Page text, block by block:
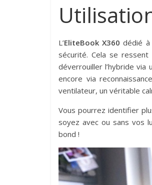
L’EliteBook X360 dédié
sécurité. Cela se
déverrouiller l’hybride via
encore via
ventilateur, un véritable
Vous pourrez identifier
soyez avec ou sans vos
bond !